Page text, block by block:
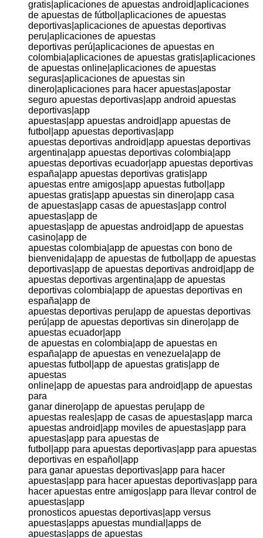
gratis|aplicaciones de apuestas android|aplicaciones
de apuestas de fútbol|aplicaciones de apuestas
deportivas|aplicaciones de apuestas deportivas
peru|aplicaciones de apuestas
deportivas perú|aplicaciones de apuestas en
colombia|aplicaciones de apuestas gratis|aplicaciones
de apuestas online|aplicaciones de apuestas
seguras|aplicaciones de apuestas sin
dinero|aplicaciones para hacer apuestas|apostar
seguro apuestas deportivas|app android apuestas
deportivas|app
apuestas|app apuestas android|app apuestas de
futbol|app apuestas deportivas|app
apuestas deportivas android|app apuestas deportivas
argentina|app apuestas deportivas colombia|app
apuestas deportivas ecuador|app apuestas deportivas
españa|app apuestas deportivas gratis|app
apuestas entre amigos|app apuestas futbol|app
apuestas gratis|app apuestas sin dinero|app casa
de apuestas|app casas de apuestas|app control
apuestas|app de
apuestas|app de apuestas android|app de apuestas
casino|app de
apuestas colombia|app de apuestas con bono de
bienvenida|app de apuestas de futbol|app de apuestas
deportivas|app de apuestas deportivas android|app de
apuestas deportivas argentina|app de apuestas
deportivas colombia|app de apuestas deportivas en
españa|app de
apuestas deportivas peru|app de apuestas deportivas
perú|app de apuestas deportivas sin dinero|app de
apuestas ecuador|app
de apuestas en colombia|app de apuestas en
españa|app de apuestas en venezuela|app de
apuestas futbol|app de apuestas gratis|app de
apuestas
online|app de apuestas para android|app de apuestas
para
ganar dinero|app de apuestas peru|app de
apuestas reales|app de casas de apuestas|app marca
apuestas android|app moviles de apuestas|app para
apuestas|app para apuestas de
futbol|app para apuestas deportivas|app para apuestas
deportivas en español|app
para ganar apuestas deportivas|app para hacer
apuestas|app para hacer apuestas deportivas|app para
hacer apuestas entre amigos|app para llevar control de
apuestas|app
pronosticos apuestas deportivas|app versus
apuestas|apps apuestas mundial|apps de
apuestas|apps de apuestas